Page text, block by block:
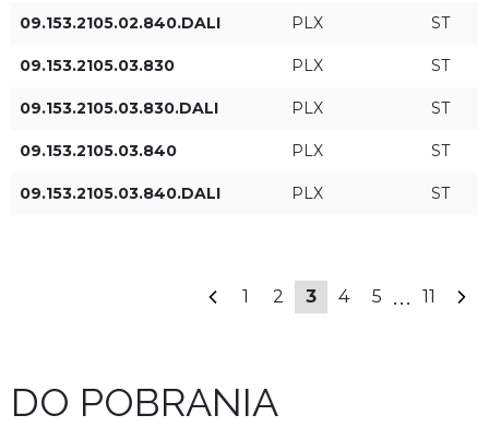
Rodzaj sterowania
ON/OFF
09.153.2105.02.840.DALI PLX ST
09.153.2105.03.830 PLX ST
09.153.2105.03.830.DALI PLX ST
09.153.2105.03.840 PLX ST
09.153.2105.03.840.DALI PLX ST
1 2 3 4 5 ... 11
DO POBRANIA